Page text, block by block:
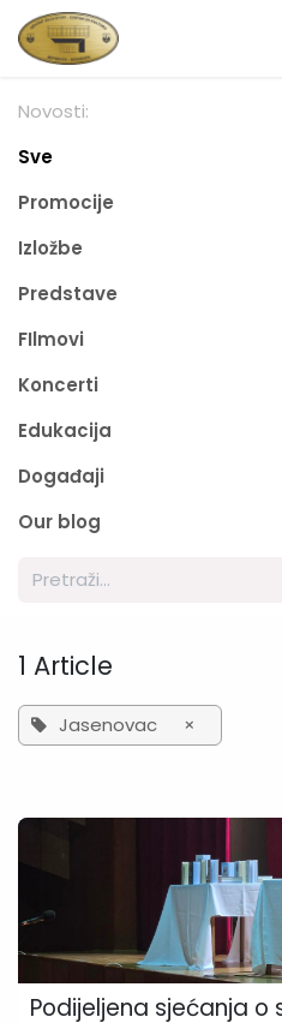
Skip to Content
Novosti:
Sve
Promocije
Izložbe
Predstave
FIlmovi
Koncerti
Edukacija
Događaji
Our blog
1 Article
Jasenovac ×
Podijeljena sjećanja o